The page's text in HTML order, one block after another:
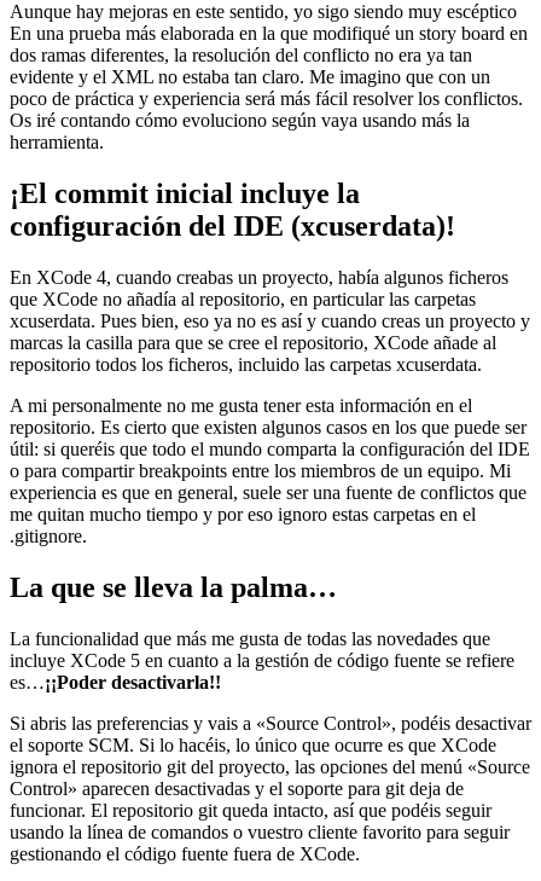
Aunque hay mejoras en este sentido, yo sigo siendo muy escéptico
En una prueba más elaborada en la que modifiqué un story board en
dos ramas diferentes, la resolución del conflicto no era ya tan
evidente y el XML no estaba tan claro. Me imagino que con un
poco de práctica y experiencia será más fácil resolver los conflictos.
Os iré contando cómo evoluciono según vaya usando más la
herramienta.
¡El commit inicial incluye la
configuración del IDE (xcuserdata)!
En XCode 4, cuando creabas un proyecto, había algunos ficheros
que XCode no añadía al repositorio, en particular las carpetas
xcuserdata. Pues bien, eso ya no es así y cuando creas un proyecto y
marcas la casilla para que se cree el repositorio, XCode añade al
repositorio todos los ficheros, incluido las carpetas xcuserdata.
A mi personalmente no me gusta tener esta información en el
repositorio. Es cierto que existen algunos casos en los que puede ser
útil: si queréis que todo el mundo comparta la configuración del IDE
o para compartir breakpoints entre los miembros de un equipo. Mi
experiencia es que en general, suele ser una fuente de conflictos que
me quitan mucho tiempo y por eso ignoro estas carpetas en el
.gitignore.
La que se lleva la palma…
La funcionalidad que más me gusta de todas las novedades que
incluye XCode 5 en cuanto a la gestión de código fuente se refiere
es…¡¡Poder desactivarla!!
Si abris las preferencias y vais a «Source Control», podéis desactivar
el soporte SCM. Si lo hacéis, lo único que ocurre es que XCode
ignora el repositorio git del proyecto, las opciones del menú «Source
Control» aparecen desactivadas y el soporte para git deja de
funcionar. El repositorio git queda intacto, así que podéis seguir
usando la línea de comandos o vuestro cliente favorito para seguir
gestionando el código fuente fuera de XCode.